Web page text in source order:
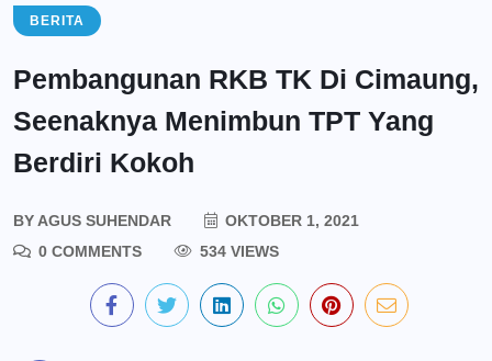
BERITA
Pembangunan RKB TK Di Cimaung,
Seenaknya Menimbun TPT Yang
Berdiri Kokoh
BYAGUS SUHENDAR
OKTOBER 1, 2021
0 COMMENTS
534 VIEWS